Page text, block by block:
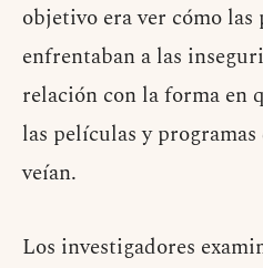
objetivo era ver cómo las
enfrentaban a las
relación con la forma en
las películas y
veían.
Los investigadores